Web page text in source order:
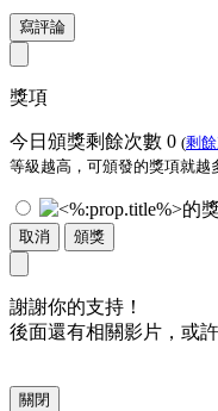
寫評論
獎項
今日頒獎剩餘次數 0 (剩
等級越高，可頒發的獎項就越
取消 頒獎
謝謝你的支持！
後面還有相關影片，或
關閉